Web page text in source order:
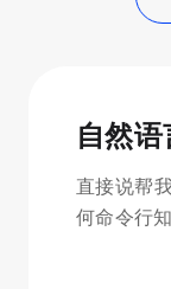
自然
直接说‘帮我
何命令行